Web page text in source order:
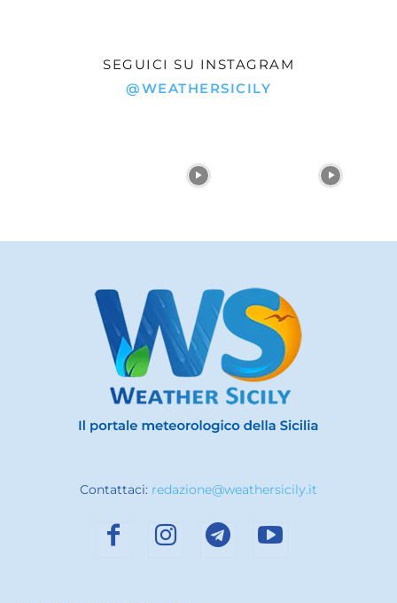
SEGUICI SU INSTAGRAM
@WEATHERSICILY
Contattaci: redazione@weathersicily.it